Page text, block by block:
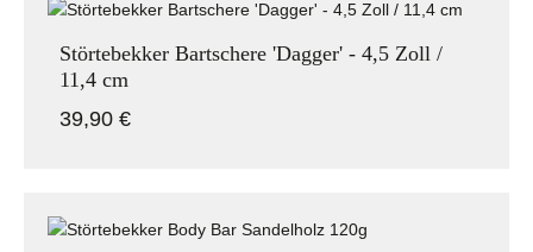
Störtebekker Bartschere 'Dagger' - 4,5 Zoll /
11,4 cm
Regulärer Preis:
39,90 €